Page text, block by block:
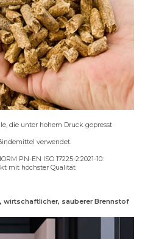
die unter hohem Druck gepresst
verwendet.
PN-EN ISO 17225-2:2021-10:
mit höchster Qualität
wirtschaftlicher, sauberer Brennstof